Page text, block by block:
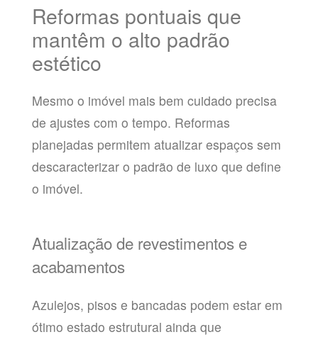
Reformas pontuais que
mantêm o alto padrão
estético
Mesmo o imóvel mais bem cuidado precisa
de ajustes com o tempo. Reformas
planejadas permitem atualizar espaços sem
descaracterizar o padrão de luxo que define
o imóvel.
Atualização de revestimentos e
acabamentos
Azulejos, pisos e bancadas podem estar em
ótimo estado estrutural ainda que